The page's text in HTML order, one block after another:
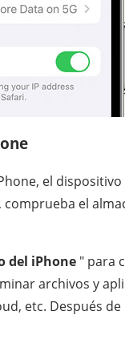
el
el
del iPhone " para
archivos y
etc. Después